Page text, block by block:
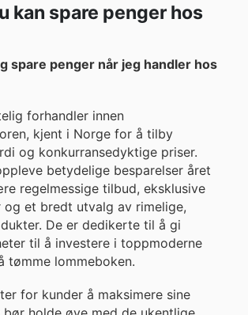
kan spare penger hos
spare penger når jeg handler hos
forhandler innen
kjent i Norge for å tilby
og konkurransedyktige priser.
betydelige besparelser året
regelmessige tilbud, eksklusive
og et bredt utvalg av rimelige,
De er dedikerte til å gi
til å investere i toppmoderne
tømme lommeboken.
for kunder å maksimere sine